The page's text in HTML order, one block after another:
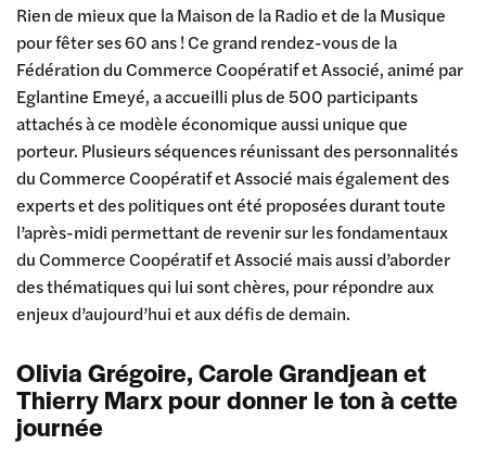
Rien de mieux que la Maison de la Radio et de la Musique
pour fêter ses 60 ans ! Ce grand rendez-vous de la
Fédération du Commerce Coopératif et Associé, animé par
Eglantine Emeyé, a accueilli plus de 500 participants
attachés à ce modèle économique aussi unique que
porteur. Plusieurs séquences réunissant des personnalités
du Commerce Coopératif et Associé mais également des
experts et des politiques ont été proposées durant toute
l’après-midi permettant de revenir sur les fondamentaux
du Commerce Coopératif et Associé mais aussi d’aborder
des thématiques qui lui sont chères, pour répondre aux
enjeux d’aujourd’hui et aux défis de demain.
Olivia Grégoire, Carole Grandjean et
Thierry Marx pour donner le ton à cette
journée